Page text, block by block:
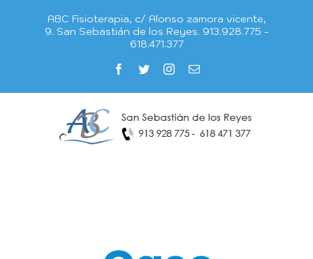
ABC Fisioterapia, c/ Alonso zamora vicente,
9. San Sebastián de los Reyes. 913.928.775 -
618.471.377
Facebook
TwitterInstagramCorreo